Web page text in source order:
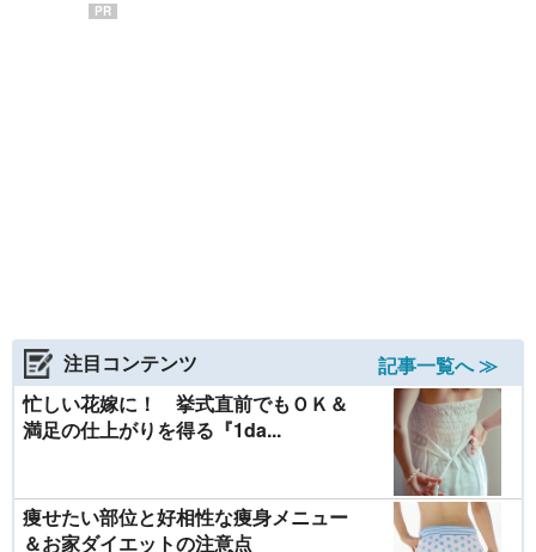
PR
注目コンテンツ
記事一覧へ ≫
忙しい花嫁に！ 挙式直前でもＯＫ＆
満足の仕上がりを得る『1da...
痩せたい部位と好相性な痩身メニュー
＆お家ダイエットの注意点